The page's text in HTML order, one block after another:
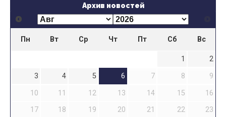
Архив новостей
Пн Вт Ср Чт Пт Сб Вс
1
2
3
4 5 6 7 8
9
10
11 12 13 14 15
16
17
18 19 20 21 22
23